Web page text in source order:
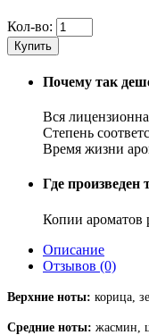
Кол-во:
Купить
Почему так
Вся
Степень
Время жизни
Где произведен
Копии ароматов
Описание
Отзывов (0)
Верхние ноты: корица,
Средние ноты: жасмин,